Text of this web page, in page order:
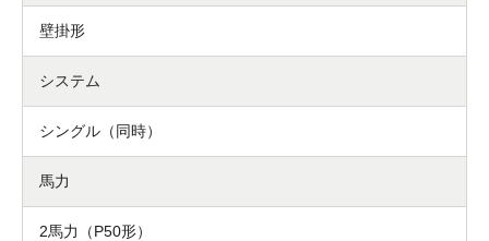
壁掛形
システム
シングル（同時）
馬力
2馬力（P50形）